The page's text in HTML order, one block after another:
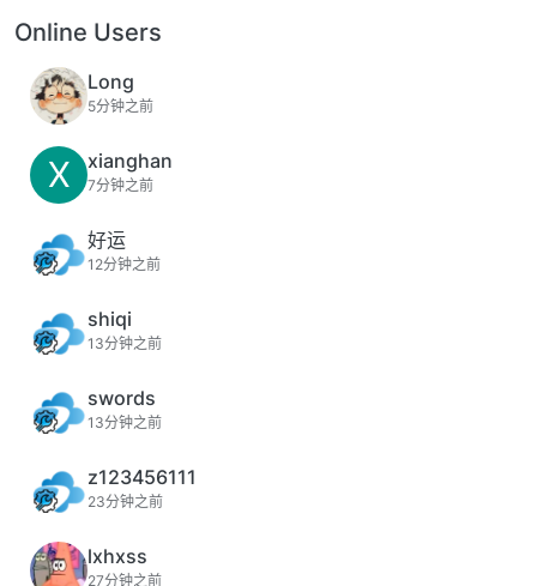
Online Users
Long
5分钟之前
X xianghan
7分钟之前
好运
12分钟之前
shiqi
13分钟之前
swords
13分钟之前
z123456111
23分钟之前
lxhxss
27分钟之前